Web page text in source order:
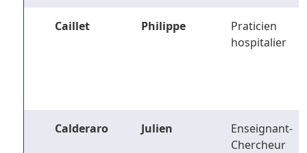
Caillet Philippe
Praticien
hospitalier
Calderaro Julien
Enseignant-
Chercheur